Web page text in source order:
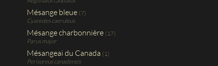
Mésange bleue (7)
Cyanistes caeruleus
Mésange charbonnière (17)
Parus major
Mésangeai du Canada (1)
Perisoreus canadensis